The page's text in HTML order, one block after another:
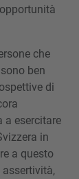
che
ben
di
a esercitare
in
a questo